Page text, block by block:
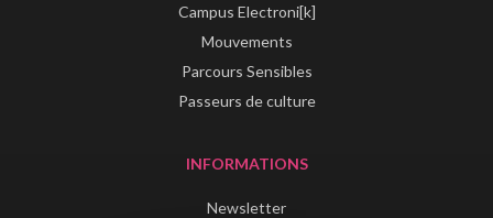
Campus Electroni[k]
Mouvements
Parcours Sensibles
Passeurs de culture
INFORMATIONS
Newsletter